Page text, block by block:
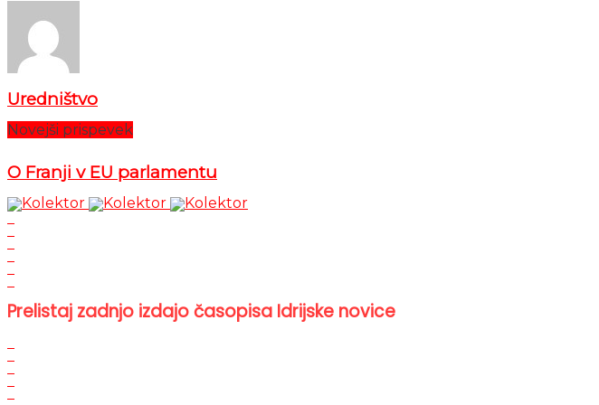
Uredništvo
Novejši prispevek
O Franji v EU parlamentu
Prelistaj zadnjo izdajo časopisa Idrijske novice